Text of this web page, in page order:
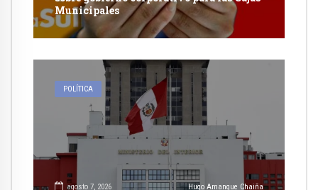
Municipales
POLÍTICA
agosto 7, 2026 Hugo Amanque Chaiña